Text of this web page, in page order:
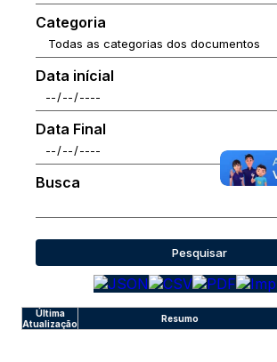
Categoria
Data inícial
Data Final
Busca
Pesquisar
Última
Atualização
Resumo